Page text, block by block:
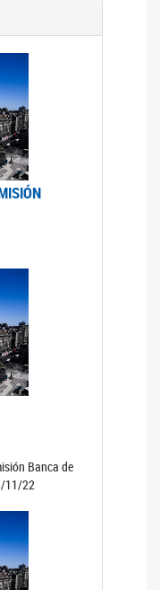
Banca de
11/22